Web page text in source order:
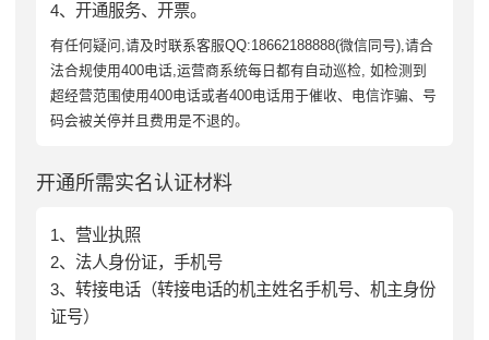
4、开通服务、开票。
有任何疑问,请及时联系客服QQ:18662188888(微信同号),请合
法合规使用400电话,运营商系统每日都有自动巡检, 如检测到
超经营范围使用400电话或者400电话用于催收、电信诈骗、号
码会被关停并且费用是不退的。
开通所需实名认证材料
1、营业执照
2、法人身份证，手机号
3、转接电话（转接电话的机主姓名手机号、机主身份
证号）